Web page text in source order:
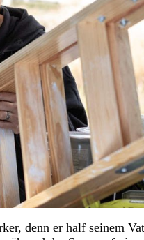
denn er half seinem